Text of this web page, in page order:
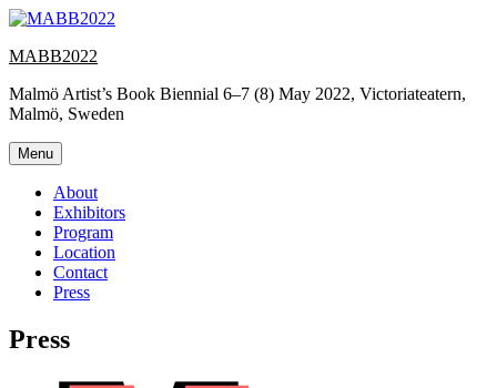
Skip
content
MABB2022
Malmö Artist’s Book Biennial 6–7 (8) May 2022, Victoriateatern,
Malmö, Sweden
Menu
About
Exhibitors
Program
Location
Contact
Press
Press